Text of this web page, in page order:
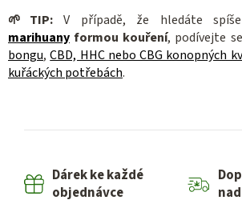
🌱 TIP:V případě, že hledáte
marihuany formou kouření, podívejte
bongu,CBD, HHC nebo CBG konopných
kuřáckých potřebách.
Dárek ke každé
objednávce